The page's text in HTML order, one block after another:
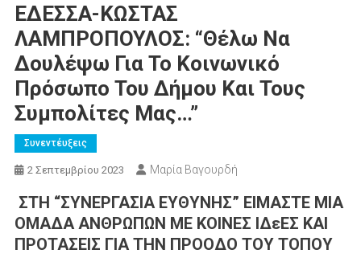
ΕΔΕΣΣΑ-ΚΩΣΤΑΣ
ΛΑΜΠΡΟΠΟΥΛΟΣ: “Θέλω Να
Δουλέψω Για Το Κοινωνικό
Πρόσωπο Του Δήμου Και Τους
Συμπολίτες Μας…”
Συνεντέυξεις
2 Σεπτεμβρίου 2023 Μαρία Βαγουρδή
ΣΤΗ “ΣΥΝΕΡΓΑΣΙΑ ΕΥΘΥΝΗΣ” ΕΙΜΑΣΤΕ ΜΙΑ
ΟΜΑΔΑ ΑΝΘΡΩΠΩΝ ΜΕ ΚΟΙΝΕΣ ΙΔεΕΣ ΚΑΙ
ΠΡΟΤΑΣΕΙΣ ΓΙΑ ΤΗΝ ΠΡΟΟΔΟ ΤΟΥ ΤΟΠΟΥ